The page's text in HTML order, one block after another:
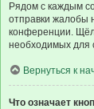
Рядом с каждым
отправки жалобы
конференции.
необходимых для
Вернуться к
Что означает